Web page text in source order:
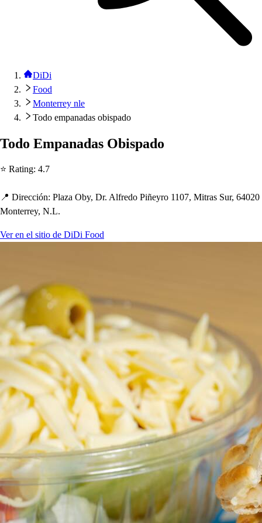
DiDi
Food
Monterrey nle
Todo empanadas obispado
Todo Empanadas Obispado
⭐ Rating: 4.7
📍 Dirección: Plaza Oby, Dr. Alfredo Piñeyro 1107, Mitras Sur, 64020
Monterrey, N.L.
Ver en el sitio de DiDi Food